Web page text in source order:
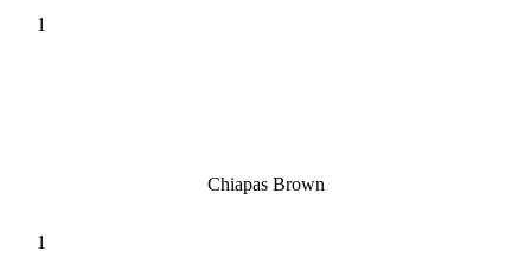
Chiapas Brown